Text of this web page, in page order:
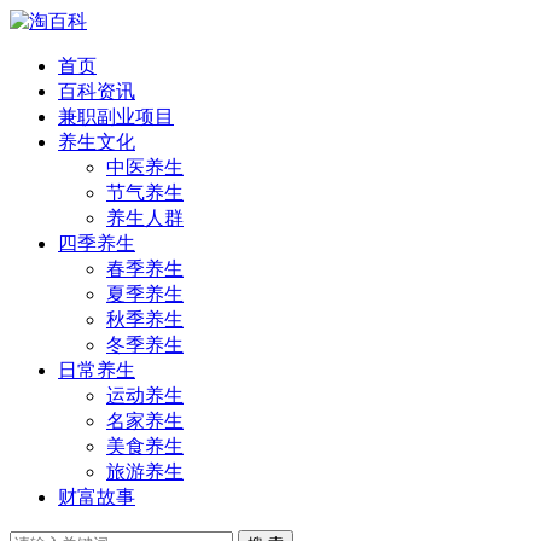
首页
百科资讯
兼职副业项目
养生文化
中医养生
节气养生
养生人群
四季养生
春季养生
夏季养生
秋季养生
冬季养生
日常养生
运动养生
名家养生
美食养生
旅游养生
财富故事